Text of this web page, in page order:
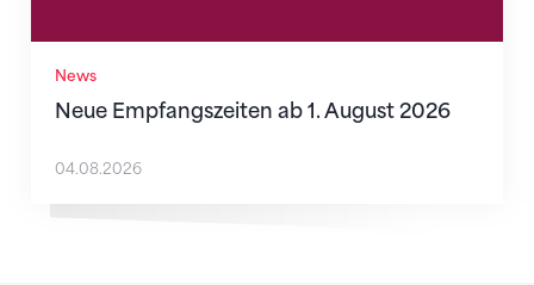
News
Neue Empfangszeiten ab 1. August 2026
04.08.2026